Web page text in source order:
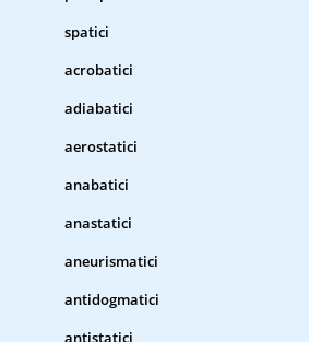
spatici
acrobatici
adiabatici
aerostatici
anabatici
anastatici
aneurismatici
antidogmatici
antistatici